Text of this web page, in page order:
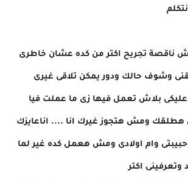
ناقصة تجريح اكتر من كده عشان خاطرى
وشوف حالك ودور يمكن تلاقى غيرى
بلاش تعمل فيها زى ما عملت فيا
هطلقك ومش هتجوز غيرك انا .... اناعايزك
وام اولادى ومش هعمل كده غير لما
اكتر